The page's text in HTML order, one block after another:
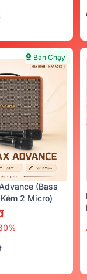
Bán Chạy
(Bass
2 Micro)